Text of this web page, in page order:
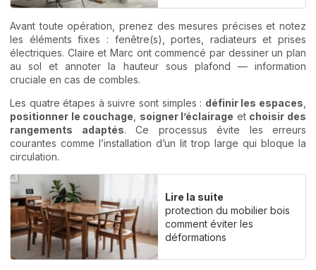
Avant toute opération, prenez des mesures précises et notez
les éléments fixes : fenêtre(s), portes, radiateurs et prises
électriques. Claire et Marc ont commencé par dessiner un plan
au sol et annoter la hauteur sous plafond — information
cruciale en cas de combles.
Les quatre étapes à suivre sont simples : définir les espaces
positionner le couchage
soigner l’éclairage et choisir des
rangements adaptés. Ce processus évite les erreurs
courantes comme l’installation d’un lit trop large qui bloque la
circulation.
Lire la suite
protection du mobilier bois
comment éviter les
déformations